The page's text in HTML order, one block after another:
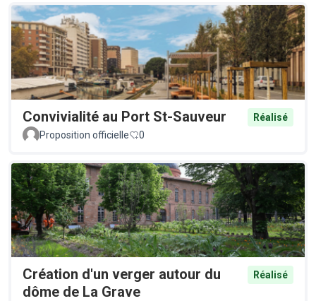
Convivialité au Port St-Sauveur
Réalisé
Proposition officielle
0
Création d'un verger autour du
dôme de La Grave
Réalisé